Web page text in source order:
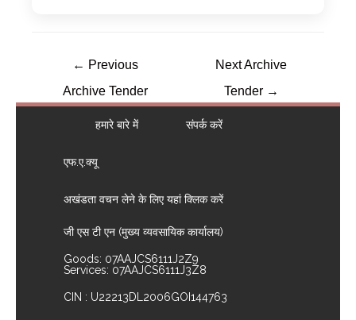
← Previous
Archive Tender
Next Archive
Tender →
हमारे बारे में संपर्क करें
एफ.ए.क्यू
अखंडता वचन लेने के लिए यहां क्लिक करें
जी एस टी एन (मुख्य व्यवसायिक कार्यालय)
Goods: 07AAJCS6111J2Z9
Services: 07AAJCS6111J3Z8
CIN : U22213DL2006GOI144763